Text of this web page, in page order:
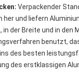
Verpackender
her und liefern
in der Breite und in
benutzt,
des besten
des erstklassigen